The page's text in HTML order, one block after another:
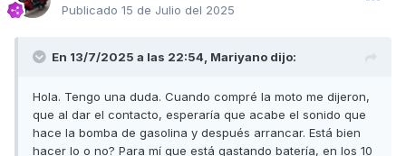
Publicado 15 de Julio del 2025
En 13/7/2025 a las 22:54, Mariyano dijo:
Hola. Tengo una duda. Cuando compré la moto me dijeron,
que al dar el contacto, esperaría que acabe el sonido que
hace la bomba de gasolina y después arrancar. Está bien
hacer lo o no? Para mí que está gastando batería, en los 10